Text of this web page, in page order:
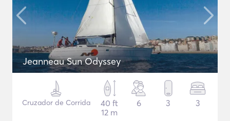
Jeanneau Sun Odyssey
Cruzador de Corrida
40 ft
12 m
6 3 3